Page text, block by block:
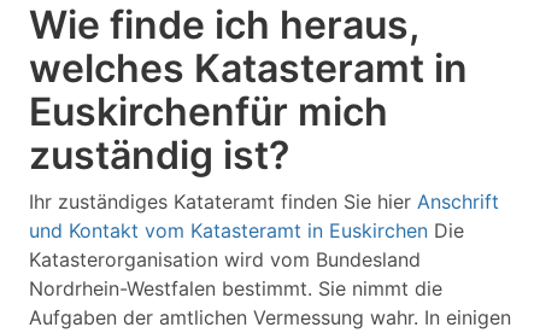
Wie finde ich heraus,
welches Katasteramt in
Euskirchenfür mich
zuständig ist?
Ihr zuständiges Katateramt finden Sie hier Anschrift
und Kontakt vom Katasteramt in Euskirchen Die
Katasterorganisation wird vom Bundesland
Nordrhein-Westfalen bestimmt. Sie nimmt die
Aufgaben der amtlichen Vermessung wahr. In einigen